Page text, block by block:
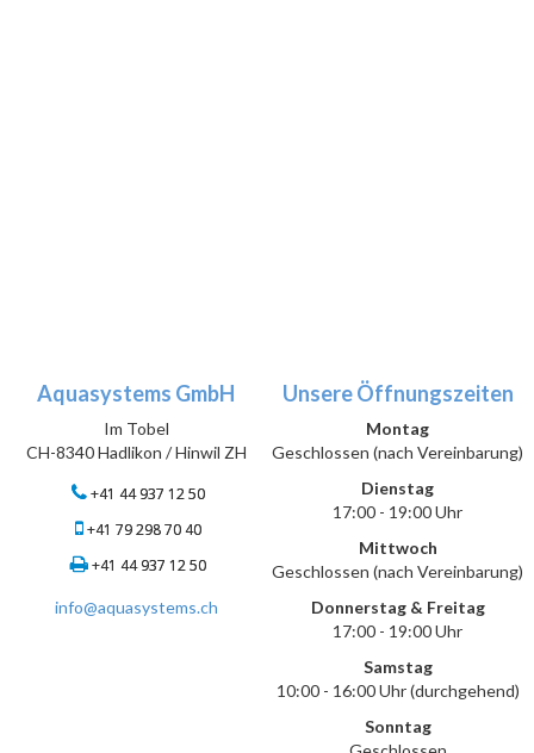
Aquasystems GmbH
Im Tobel
CH-8340 Hadlikon / Hinwil ZH
+41 44 937 12 50
+41 79 298 70 40
+41 44 937 12 50
info@aquasystems.ch
Unsere Öffnungszeiten
Montag
Geschlossen (nach Vereinbarung)
Dienstag
17:00 - 19:00 Uhr
Mittwoch
Geschlossen (nach Vereinbarung)
Donnerstag & Freitag
17:00 - 19:00 Uhr
Samstag
10:00 - 16:00 Uhr (durchgehend)
Sonntag